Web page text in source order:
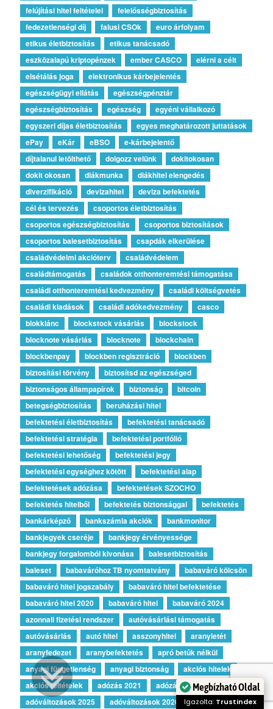
felújítási hitel feltételei
felelősségbiztosítás
fedezetlenségi díj
falusi CSOk
euro árfolyam
etikus életbiztosítás
etikus tanácsadó
eszközalapú kriptopénzek
ember CASCO
elérni a célt
elsétálás joga
elektronikus kárbejelentés
egészségügyi ellátás
egészségpénztár
egészségbiztosítás
egészség
egyéni vállalkozó
egyszeri díjas életbiztosítás
egyes meghatározott juttatások
ePay
eKár eBSO
e-kárbejelentő
díjtalanul letölthető
dolgozz velünk
dokitokosan
dokit okosan
diákmunka
diákhitel elengedés
diverzifikáció
devizahitel
deviza befektetés
cél és tervezés
csoportos életbiztosítás
csoportos egészségbiztosítás
csoportos biztosítások
csoportos balesetbiztosítás
csapdák elkerülése
családvédelmi akcióterv
családvédelem
családtámogatás
családok otthonteremtési támogatása
családi otthonteremtési kedvezmény
családi költségvetés
családi kiadások
családi adókedvezmény
casco
blokklánc
blockstock vásárlás
blockstock
blocknote vásárlás
blocknote
blockchain
blockbenpay
blockben regisztráció
blockben
biztosítási törvény
biztosítsd az egészséged
biztonságos állampapírok
biztonság
bitcoin
betegségbiztosítás
beruházási hitel
befektetési életbiztosítás
befektetési tanácsadó
befektetési stratégia
befektetési portfólió
befektetési lehetőség
befektetési jegy
befektetési egységhez kötött
befektetési alap
befektetések adózása
befektetések SZOCHO
befektetés hitelből
befektetés biztonsággal
befektetés
bankárképző
bankszámla akciók
bankmonitor
bankjegyek cseréje
bankjegy érvényessége
bankjegy forgalomból kivonása
balesetbiztosítás
baleset
babaváróhoz TB nyomtatvány
babaváró kölcsön
babaváró hitel jogszabály
babaváró hitel befektetése
babaváró hitel 2020
babaváró hitel
babaváró 2024
azonnali fizetési rendszer
autóvásárlási támogatás
autóvásárlás
autó hitel asszonyhitel
aranyletét
aranyfedezet
aranybefektetés
apró betűk nélkül
anyagi függetlenség
anyagi biztonság
akciós hitelek
akciós feltételek
adózás 2021
adózás 2020
adóváltozások 2025
adóváltozások 2020
Megbízható Oldal
Igazolta: Trustindex